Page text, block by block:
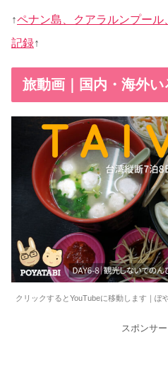
↑ペナン島、クアラルンプー
記録↑
旅動画｜国内・海外
クリックするとYouTubeに移動します｜ぽ
スポンサ